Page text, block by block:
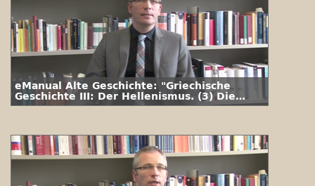
eManual Alte Geschichte: "Griechische
Geschichte III: Der Hellenismus. (3) Die
Antigoniden und die Bünde"